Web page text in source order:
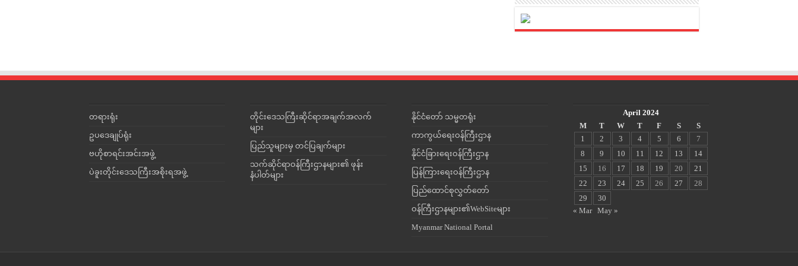
တရားရုံး
ဥပဒေချုပ်ရုံး
ဗဟိုစာရင်းအင်းအဖွဲ့
ပဲခူးတိုင်းဒေသကြီးအစိုးရအဖွဲ့
တိုင်းဒေသကြီးဆိုင်ရာအချက်အလက်
များ
ပြည်သူများမှ တင်ပြချက်များ
သက်ဆိုင်ရာဝန်ကြီးဌာနများ၏ ဖုန်း
နံပါတ်များ
နိုင်ငံတော် သမ္မတရုံး
ကာကွယ်ရေးဝန်ကြီးဌာန
နိုင်ငံခြားရေးဝန်ကြီးဌာန
ပြန်ကြားရေးဝန်ကြီးဌာန
ပြည်ထောင်စုလွှတ်တော်
ဝန်ကြီးဌာနများ၏WebSiteများ
Myanmar National Portal
April 2024
M
T W T F S
S
1
2 3 4 5 6
7
8
9 10 11 12 13
14
15
16 17 18 19 20
21
22
23 24 25 26 27
28
29
30
« Mar
May »